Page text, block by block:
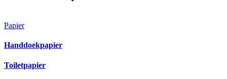
Papier
Handdoekpapier
Toiletpapier